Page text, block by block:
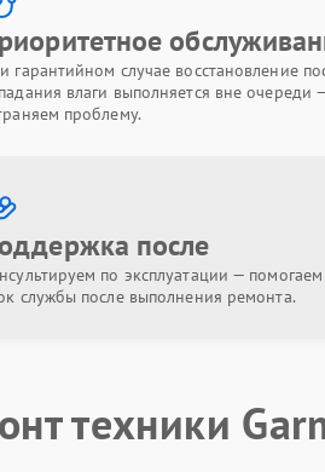
гарантийном случае восстановление
влаги выполняется вне очереди
проблему.
после
по эксплуатации —
службы после выполнения ремонта.
техники